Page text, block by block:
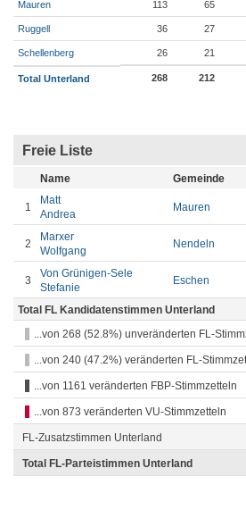
Mauren 113 65
Ruggell 36 27
Schellenberg 26 21
Total Unterland 268 212
Freie Liste
Name Gemeinde
1
Matt
Andrea
Mauren
2
Marxer
Wolfgang
Nendeln
3
Von Grünigen-Sele
Stefanie
Eschen
Total FL Kandidatenstimmen Unterland
...von 268 (52.8%) unveränderten FL-
...von 240 (47.2%) veränderten FL-
...von 1161 veränderten FBP-Stimmzetteln
...von 873 veränderten VU-Stimmzetteln
FL-Zusatzstimmen Unterland
Total FL-Parteistimmen Unterland